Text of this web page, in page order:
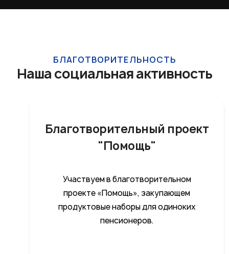
БЛАГОТВОРИТЕЛЬНОСТЬ
Наша социальная активность
Благотворительный проект
"Помощь"
Участвуем в благотворительном
проекте «Помощь», закупающем
продуктовые наборы для одиноких
пенсионеров.